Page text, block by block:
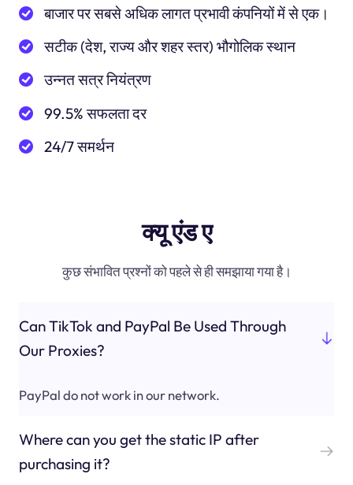
बाजार पर सबसे अधिक लागत प्रभावी कंपनियों में से एक।
सटीक (देश, राज्य और शहर स्तर) भौगोलिक स्थान
उन्नत सत्र नियंत्रण
99.5% सफलता दर
24/7 समर्थन
क्यू एंड ए
कुछ संभावित प्रश्नों को पहले से ही समझाया गया है।
Can TikTok and PayPal Be Used Through
Our Proxies?
PayPal do not work in our network.
Where can you get the static IP after
purchasing it?